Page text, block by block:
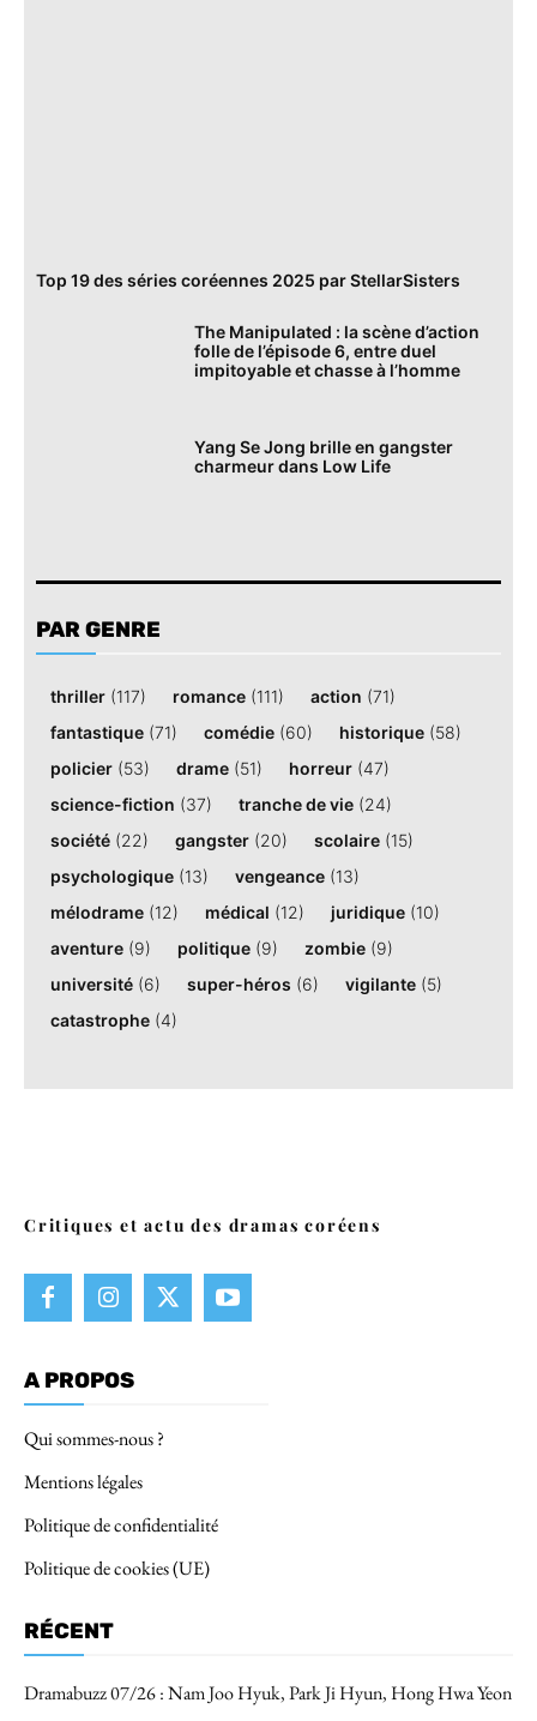
Top 19 des séries coréennes 2025 par StellarSisters
The Manipulated : la scène d’action
folle de l’épisode 6, entre duel
impitoyable et chasse à l’homme
Yang Se Jong brille en gangster
charmeur dans Low Life
PAR GENRE
thriller (117) romance (111) action (71)
fantastique (71) comédie (60) historique (58)
policier (53) drame (51) horreur (47)
science-fiction (37) tranche de vie (24)
société (22) gangster (20) scolaire (15)
psychologique (13) vengeance (13)
mélodrame (12) médical (12) juridique (10)
aventure (9) politique (9) zombie (9)
université (6) super-héros (6) vigilante (5)
catastrophe (4)
Critiques et actu des dramas coréens
A PROPOS
Qui sommes-nous ?
Mentions légales
Politique de confidentialité
Politique de cookies (UE)
RÉCENT
Dramabuzz 07/26 : Nam Joo Hyuk, Park Ji Hyun, Hong Hwa Yeon